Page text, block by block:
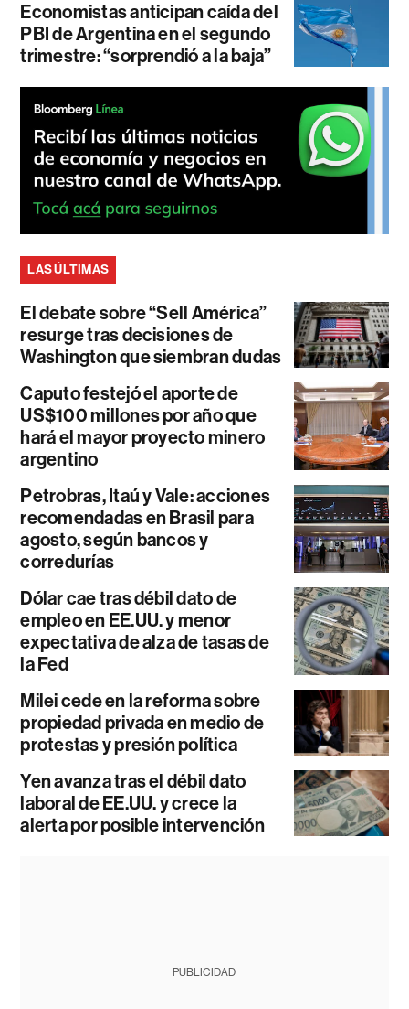
Economistas anticipan caída del
PBI de Argentina en el segundo
trimestre: “sorprendió a la baja”
LAS ÚLTIMAS
El debate sobre “Sell América”
resurge tras decisiones de
Washington que siembran dudas
Caputo festejó el aporte de
US$100 millones por año que
hará el mayor proyecto minero
argentino
Petrobras, Itaú y Vale: acciones
recomendadas en Brasil para
agosto, según bancos y
corredurías
Dólar cae tras débil dato de
empleo en EE.UU. y menor
expectativa de alza de tasas de
la Fed
Milei cede en la reforma sobre
propiedad privada en medio de
protestas y presión política
Yen avanza tras el débil dato
laboral de EE.UU. y crece la
alerta por posible intervención
PUBLICIDAD